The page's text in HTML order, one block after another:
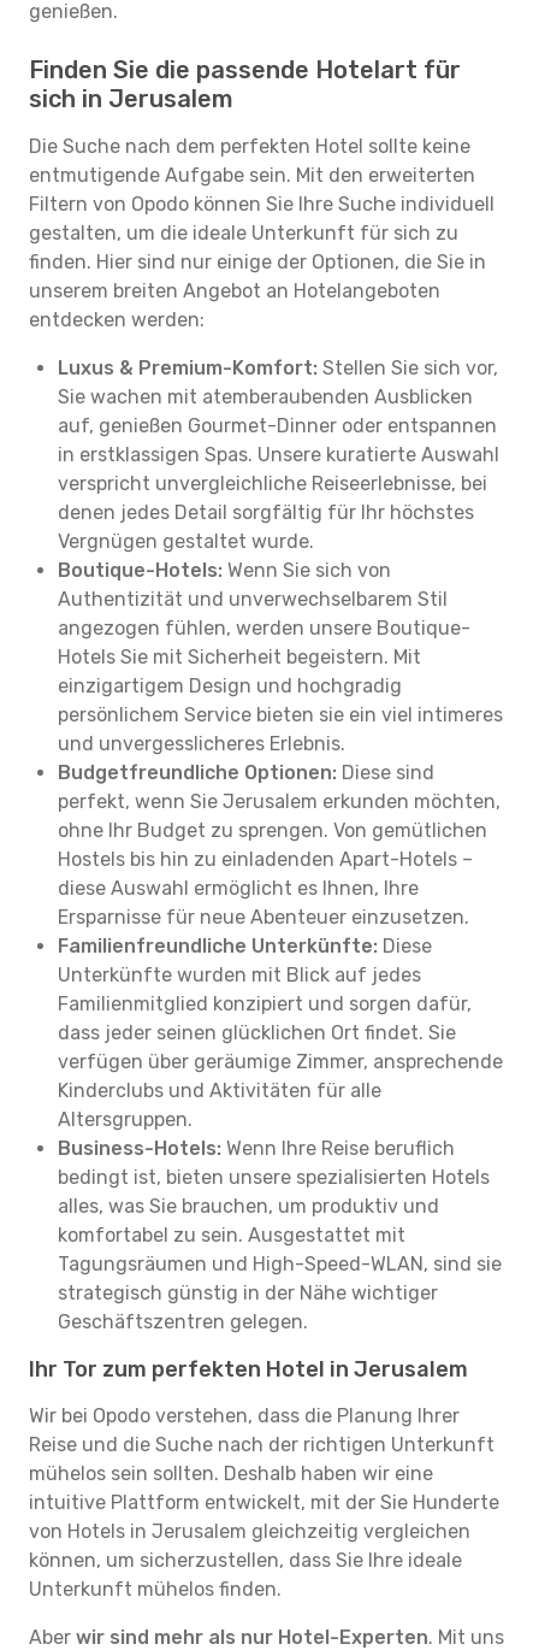
genießen.
Finden Sie die passende Hotelart für
sich in Jerusalem
Die Suche nach dem perfekten Hotel sollte keine
entmutigende Aufgabe sein. Mit den erweiterten
Filtern von Opodo können Sie Ihre Suche individuell
gestalten, um die ideale Unterkunft für sich zu
finden. Hier sind nur einige der Optionen, die Sie in
unserem breiten Angebot an Hotelangeboten
entdecken werden:
Luxus & Premium-Komfort: Stellen Sie sich vor,
Sie wachen mit atemberaubenden Ausblicken
auf, genießen Gourmet-Dinner oder entspannen
in erstklassigen Spas. Unsere kuratierte Auswahl
verspricht unvergleichliche Reiseerlebnisse, bei
denen jedes Detail sorgfältig für Ihr höchstes
Vergnügen gestaltet wurde.
Boutique-Hotels: Wenn Sie sich von
Authentizität und unverwechselbarem Stil
angezogen fühlen, werden unsere Boutique-
Hotels Sie mit Sicherheit begeistern. Mit
einzigartigem Design und hochgradig
persönlichem Service bieten sie ein viel intimeres
und unvergesslicheres Erlebnis.
Budgetfreundliche Optionen: Diese sind
perfekt, wenn Sie Jerusalem erkunden möchten,
ohne Ihr Budget zu sprengen. Von gemütlichen
Hostels bis hin zu einladenden Apart-Hotels –
diese Auswahl ermöglicht es Ihnen, Ihre
Ersparnisse für neue Abenteuer einzusetzen.
Familienfreundliche Unterkünfte: Diese
Unterkünfte wurden mit Blick auf jedes
Familienmitglied konzipiert und sorgen dafür,
dass jeder seinen glücklichen Ort findet. Sie
verfügen über geräumige Zimmer, ansprechende
Kinderclubs und Aktivitäten für alle
Altersgruppen.
Business-Hotels: Wenn Ihre Reise beruflich
bedingt ist, bieten unsere spezialisierten Hotels
alles, was Sie brauchen, um produktiv und
komfortabel zu sein. Ausgestattet mit
Tagungsräumen und High-Speed-WLAN, sind sie
strategisch günstig in der Nähe wichtiger
Geschäftszentren gelegen.
Ihr Tor zum perfekten Hotel in Jerusalem
Wir bei Opodo verstehen, dass die Planung Ihrer
Reise und die Suche nach der richtigen Unterkunft
mühelos sein sollten. Deshalb haben wir eine
intuitive Plattform entwickelt, mit der Sie Hunderte
von Hotels in Jerusalem gleichzeitig vergleichen
können, um sicherzustellen, dass Sie Ihre ideale
Unterkunft mühelos finden.
Aber wir sind mehr als nur Hotel-Experten. Mit uns